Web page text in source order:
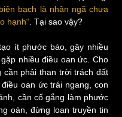
bạch là nhân ngã chưa
hạnh“ . Tại sao vậy?
ít phước báo, gây nhiều
nhiều điều oan ức. Cho
cần phải than trời trách đất
oan ức trái ngang, con
cần cố gắng làm phước
oán, đừng loan truyền tin